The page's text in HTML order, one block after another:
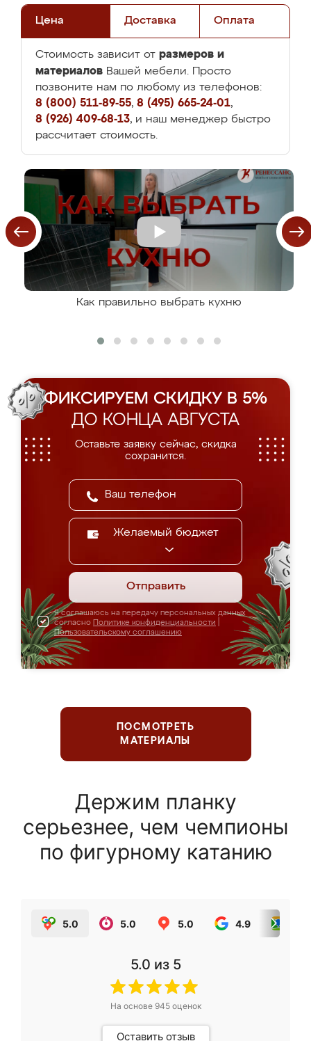
Цена Доставка Оплата
Стоимость зависит от размеров и
материалов Вашей мебели. Просто
позвоните нам по любому из телефонов:
8 (800) 511-89-55, 8 (495) 665-24-01,
8 (926) 409-68-13, и наш менеджер быстро
рассчитает стоимость.
Как правильно выбрать кухню
ФИКСИРУЕМ СКИДКУ В 5%
ДО КОНЦА АВГУСТА
Оставьте заявку сейчас, скидка
сохранится.
Желаемый бюджет
Отправить
Я соглашаюсь на передачу персональных данных
согласно Политике конфиденциальности
Пользовательскому соглашению
ПОСМОТРЕТЬ
МАТЕРИАЛЫ
Держим планку
серьезнее, чем чемпионы
по фигурному катанию
5.0 5.0 5.0 4.9
5.0 из 5
На основе 945оценок
Оставить отзыв